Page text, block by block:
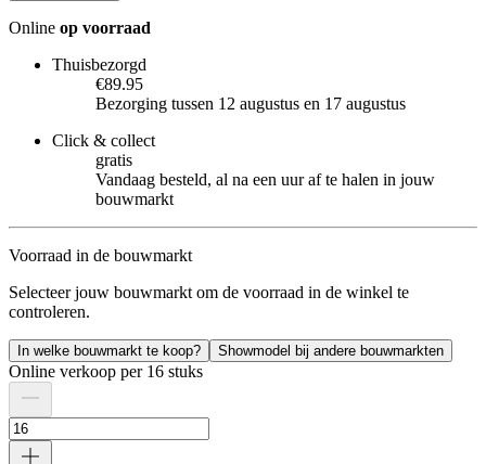
Online op voorraad
Thuisbezorgd
€89.95
Bezorging tussen 12 augustus en 17 augustus
Click & collect
gratis
Vandaag besteld, al na een uur af te halen in jouw
bouwmarkt
Voorraad in de bouwmarkt
Selecteer jouw bouwmarkt om de voorraad in de winkel te
controleren.
In welke bouwmarkt te koop? Showmodel bij andere bouwmarkten
Online verkoop per 16 stuks